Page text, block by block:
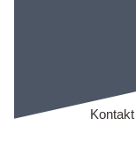
Kontakt